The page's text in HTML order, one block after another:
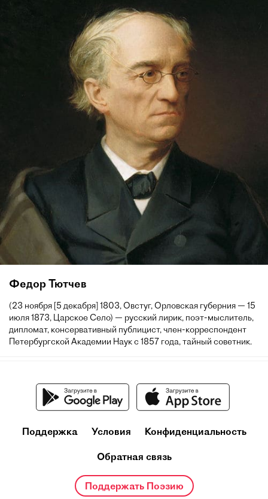
Федор Тютчев
(23 ноября [5 декабря] 1803, Овстуг, Орловская губерния — 15
июля 1873, Царское Село) — русский лирик, поэт-мыслитель,
дипломат, консервативный публицист, член-корреспондент
Петербургской Академии Наук с 1857 года, тайный советник.
Поддержка Условия Конфиденциальность
Обратная связь
Поддержать Поэзию